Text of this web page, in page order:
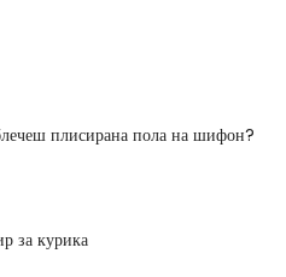
плисирана пола на шифон?
за курика